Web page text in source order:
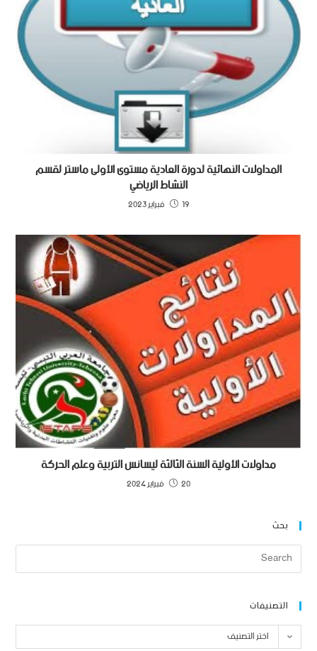
المداولات النهائية لدورة العادية مستوى الأولى ماستر لقسم
النشاط الرياضي
19 فبراير 2023
مداولات الأولية السنة الثالثة ليسانس التربية وعلم الحركة
20 فبراير 2024
بحث
التصنيفات
اختر التصنيف